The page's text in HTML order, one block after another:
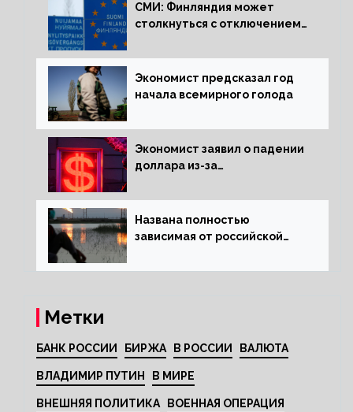
СМИ: Финляндия может
столкнуться с отключением
Экономист предсказал год
начала всемирного голода
Экономист заявил о падении
доллара из-за
Названа полностью
зависимая от российской
Метки
БАНК РОССИИ БИРЖА В РОССИИ ВАЛЮТА
ВЛАДИМИР ПУТИН В МИРЕ
ВНЕШНЯЯ ПОЛИТИКА ВОЕННАЯ ОПЕРАЦИЯ